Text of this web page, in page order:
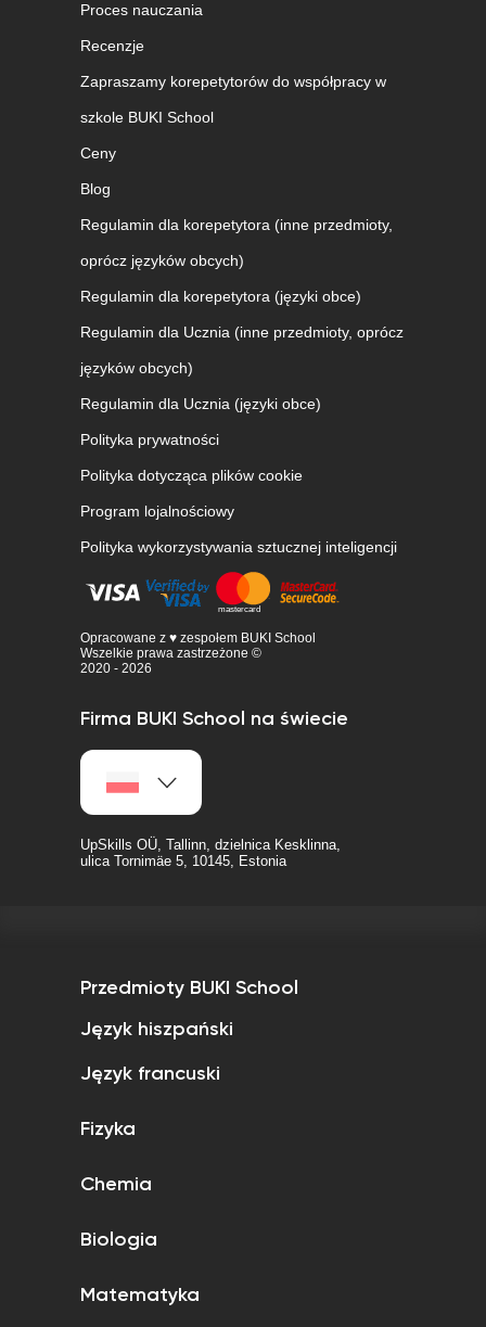
Proces nauczania
Recenzje
Zapraszamy korepetytorów do współpracy w
szkole BUKI School
Ceny
Blog
Regulamin dla korepetytora (inne przedmioty,
oprócz języków obcych)
Regulamin dla korepetytora (języki obce)
Regulamin dla Ucznia (inne przedmioty, oprócz
języków obcych)
Regulamin dla Ucznia (języki obce)
Polityka prywatności
Polityka dotycząca plików cookie
Program lojalnościowy
Polityka wykorzystywania sztucznej inteligencji
Opracowane z ♥ zespołem BUKI School
Wszelkie prawa zastrzeżone ©
2020 - 2026
Firma BUKI School na świecie
UpSkills OÜ, Tallinn, dzielnica Kesklinna,
ulica Tornimäe 5, 10145, Estonia
Przedmioty BUKI School
Język hiszpański
Język francuski
Fizyka
Chemia
Biologia
Matematyka